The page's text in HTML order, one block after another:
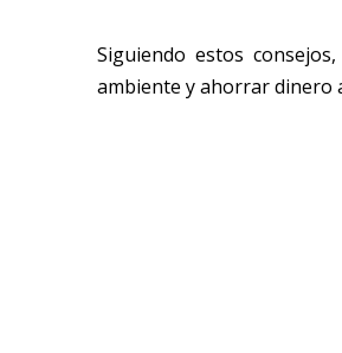
Siguiendo estos
ambiente y ahorrar dinero